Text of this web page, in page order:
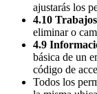
ajustarás los
4.10
eliminar o
4.9
básica de un
código de
Todos los